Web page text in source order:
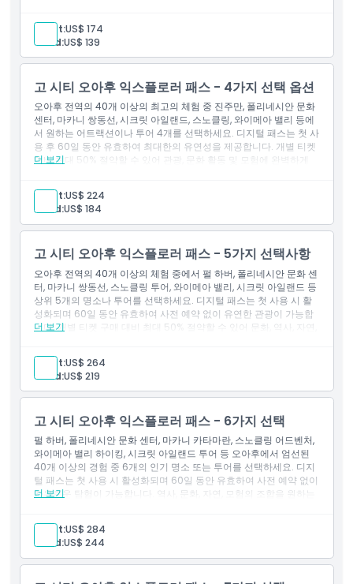
위치
교환 방법
취소 정책
Adult:US$ 174
Child:US$ 139
고 시티 오아후 익스플로러 패스 - 4가지 선택 옵션
오아후 전역의 40개 이상의 최고의 체험 중 진주만, 폴리네시안 문화
센터, 마카니 쌍동선, 시크릿 아일랜드, 스노클링, 와이메아 밸리 등에
서 원하는 어트랙션이나 투어 4개를 선택하세요. 디지털 패스는 첫 사
용 후 60일 동안 유효하여 최대한의 유연성을 제공합니다. 개별 티켓
대비 최대 50% 절약할 수 있어 관광, 문화 활동 및 모험에 완벽하게
없이 이동 중에 어트랙션을 선택하세요.
더 보기
Adult:US$ 224
Child:US$ 184
고 시티 오아후 익스플로러 패스 - 5가지 선택사항
오아후 전역의 40개 이상의 체험 중에서 펄 하버, 폴리네시안 문화 센
터, 마카니 쌍동선, 스노클링 투어, 와이메아 밸리, 시크릿 아일랜드 등
상위 5개의 명소나 투어를 선택하세요. 디지털 패스는 첫 사용 시 활
성화되며 60일 동안 유효하여 사전 예약 없이 유연한 관광이 가능합
니다. 개별 티켓 구매 대비 최대 50% 절약할 수 있어 문화, 역사, 자연,
더 보기
Adult:US$ 264
Child:US$ 219
고 시티 오아후 익스플로러 패스 - 6가지 선택
펄 하버, 폴리네시안 문화 센터, 마카니 카타마란, 스노클링 어드벤처,
와이메아 밸리 하이킹, 시크릿 아일랜드 투어 등 오아후에서 엄선된
40개 이상의 경험 중 6개의 인기 명소 또는 투어를 선택하세요. 디지
털 패스는 첫 사용 시 활성화되며 60일 동안 유효하여 사전 예약 없이
자유로운 탐험이 가능합니다. 역사, 문화, 자연, 모험의 조합을 원하는
더 보기
Adult:US$ 284
Child:US$ 244